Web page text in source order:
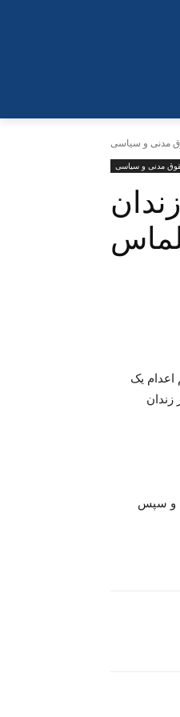
مدنی و سیاسی
مدنی و سیاسی
هانا؛‌ سحرگاه امرز سه‌شنبه “١۴ نوامبر ۲۰۲۳” حکم اعدام یک
زندان
و سپس